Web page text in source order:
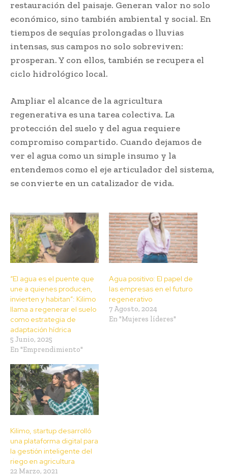
restauración del paisaje. Generan valor no solo
económico, sino también ambiental y social. En
tiempos de sequías prolongadas o lluvias
intensas, sus campos no solo sobreviven:
prosperan. Y con ellos, también se recupera el
ciclo hidrológico local.
Ampliar el alcance de la agricultura
regenerativa es una tarea colectiva. La
protección del suelo y del agua requiere
compromiso compartido. Cuando dejamos de
ver el agua como un simple insumo y la
entendemos como el eje articulador del sistema,
se convierte en un catalizador de vida.
“El agua es el puente que
une a quienes producen,
invierten y habitan”: Kilimo
llama a regenerar el suelo
como estrategia de
adaptación hídrica
5 Junio, 2025
En "Emprendimiento"
Agua positivo: El papel de
las empresas en el futuro
regenerativo
7 Agosto, 2024
En "Mujeres líderes"
Kilimo, startup desarrolló
una plataforma digital para
la gestión inteligente del
riego en agricultura
22 Marzo, 2021